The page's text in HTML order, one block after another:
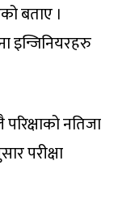
बताए ।
इन्जिनियरहरु
नतिजा
परीक्षा